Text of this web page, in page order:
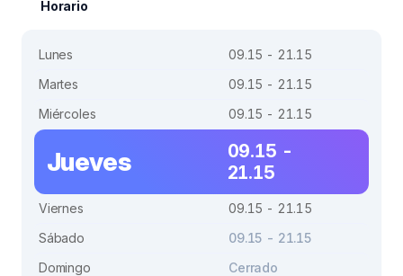
Horario
Lunes
09.15 - 21.15
Martes
09.15 - 21.15
Miércoles
09.15 - 21.15
Jueves
09.15 -
21.15
Viernes
09.15 - 21.15
Sábado
09.15 - 21.15
Domingo
Cerrado